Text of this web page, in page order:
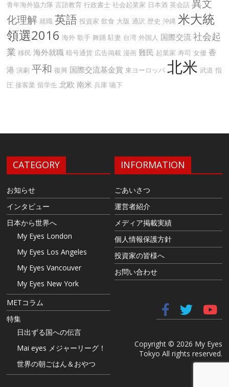
青年海外協力隊 言語教育 行政書士 社会起業家 日本酒 英会話 異文
化理解 就職 英語 投資家 飲食 大阪 通訳 歴史 沖縄 米大統
領選2016 海外 歌手 舞踊 駐妻 台湾 外国人 国際交流 社会起
業 移民 海外就職 暗号通貨 広告掲載 漫画 難民 起業家 寿司 女優 香
港 演劇 平和 復興 国際交流基金賞 東ヨーロッパ 北米 武道 指
圧 接客業 留学生 北欧 南米 兵庫 嚥下
CATEGORY
お知らせ
インタビュー
日本から世界へ
My Eyes London
My Eyes Los Angeles
My Eyes Vancouver
My Eyes New York
METコラム
特集
日出ずる国への伝言
Mai eyes メジャーリーグ！
世界の朝ごはん＆おやつ
INFORMATION
ごあいさつ
運営者紹介
メディア掲載実績
個人情報保護方針
投資家の皆様へ
お問い合わせ
Copyright © 2026 My Eyes
Tokyo All rights reserved.